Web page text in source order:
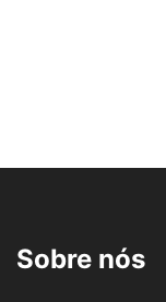
Sobre nós